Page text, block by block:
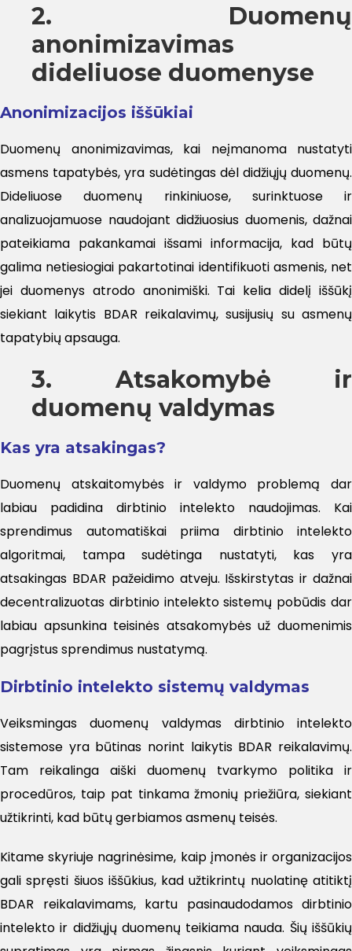
2. Duomenų
anonimizavimas
dideliuose duomenyse
Anonimizacijos iššūkiai
Duomenų anonimizavimas, kai neįmanoma nustatyti
asmens tapatybės, yra sudėtingas dėl didžiųjų duomenų.
Dideliuose duomenų rinkiniuose, surinktuose ir
analizuojamuose naudojant didžiuosius duomenis, dažnai
pateikiama pakankamai išsami informacija, kad būtų
galima netiesiogiai pakartotinai identifikuoti asmenis, net
jei duomenys atrodo anonimiški. Tai kelia didelį iššūkį
siekiant laikytis BDAR reikalavimų, susijusių su asmenų
tapatybių apsauga.
3. Atsakomybė ir
duomenų valdymas
Kas yra atsakingas?
Duomenų atskaitomybės ir valdymo problemą dar
labiau padidina dirbtinio intelekto naudojimas. Kai
sprendimus automatiškai priima dirbtinio intelekto
algoritmai, tampa sudėtinga nustatyti, kas yra
atsakingas BDAR pažeidimo atveju. Išskirstytas ir dažnai
decentralizuotas dirbtinio intelekto sistemų pobūdis dar
labiau apsunkina teisinės atsakomybės už duomenimis
pagrįstus sprendimus nustatymą.
Dirbtinio intelekto sistemų valdymas
Veiksmingas duomenų valdymas dirbtinio intelekto
sistemose yra būtinas norint laikytis BDAR reikalavimų.
Tam reikalinga aiški duomenų tvarkymo politika ir
procedūros, taip pat tinkama žmonių priežiūra, siekiant
užtikrinti, kad būtų gerbiamos asmenų teisės.
Kitame skyriuje nagrinėsime, kaip įmonės ir organizacijos
gali spręsti šiuos iššūkius, kad užtikrintų nuolatinę atitiktį
BDAR reikalavimams, kartu pasinaudodamos dirbtinio
intelekto ir didžiųjų duomenų teikiama nauda. Šių iššūkių